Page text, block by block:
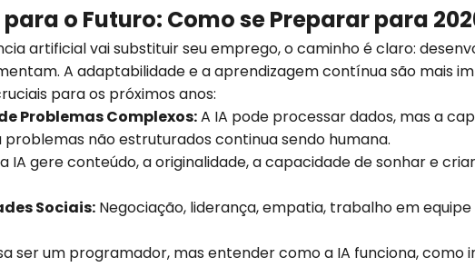
o Futuro: Como se Preparar para
artificial vai substituir seu emprego, o caminho é claro:
A adaptabilidade e a aprendizagem contínua são mais
para os próximos anos:
Problemas Complexos:A IA pode processar dados, mas a
não estruturados continua sendo humana.
IA gere conteúdo, a originalidade, a capacidade de sonhar e
Sociais: Negociação, liderança, empatia, trabalho em
ser um programador, mas entender como a IA funciona,